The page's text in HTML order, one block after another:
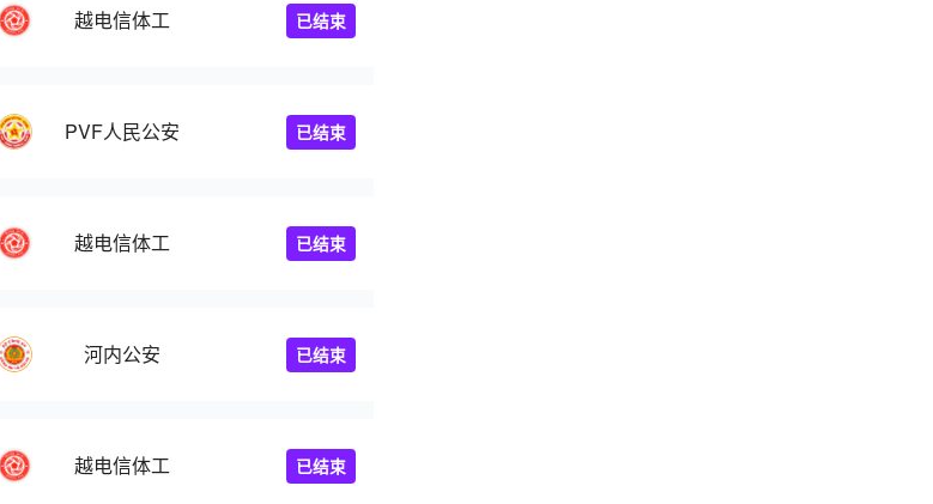
越电信体工 已结束
PVF人民公安 已结束
越电信体工 已结束
河内公安 已结束
越电信体工 已结束